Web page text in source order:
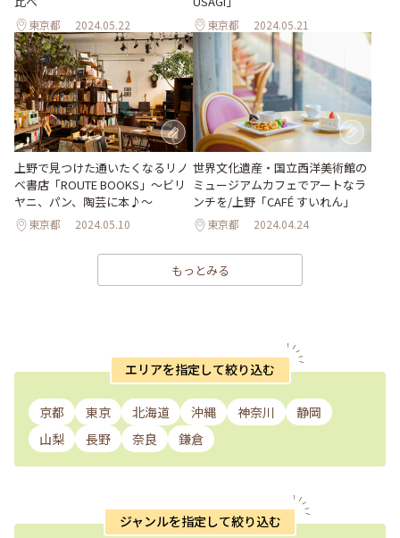
東京都 2024.05.22 東京都 2024.05.21
上野で見つけた通いたくなるリノ
ベ書店「ROUTE BOOKS」～ビリ
ヤニ、パン、陶芸に本♪～
東京都 2024.05.10
世界文化遺産・国立西洋美術館の
ミュージアムカフェでアートなラ
ンチを/上野「CAFÉ すいれん」
東京都 2024.04.24
もっとみる
エリアを指定して絞り込む
京都 東京 北海道 沖縄 神奈川
静岡
山梨
長野 奈良 鎌倉
ジャンルを指定して絞り込む